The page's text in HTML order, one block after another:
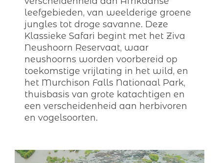
leefgebieden, van weelderige groene
jungles tot droge savanne. Deze
Klassieke Safari begint met het Ziva
Neushoorn Reservaat, waar
neushoorns worden voorbereid op
toekomstige vrijlating in het wild, en
het Murchison Falls Nationaal Park,
thuisbasis van grote katachtigen en
een verscheidenheid aan herbivoren
en vogelsoorten.